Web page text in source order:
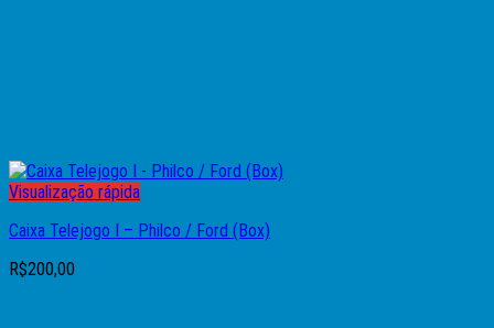
Visualização rápida
Caixa Telejogo I – Philco / Ford (Box)
R$200,00